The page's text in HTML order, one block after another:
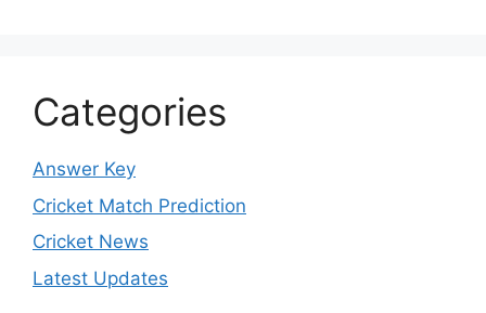
Categories
Answer Key
Cricket Match Prediction
Cricket News
Latest Updates